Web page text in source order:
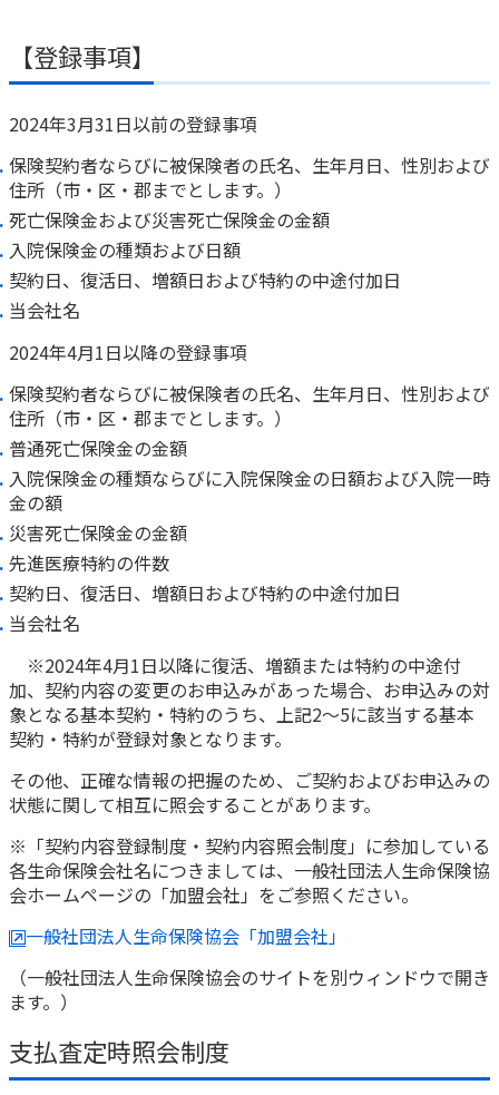
【登録事項】
2024年3月31日以前の登録事項
保険契約者ならびに被保険者の氏名、生年月日、性別および
住所（市・区・郡までとします。）
死亡保険金および災害死亡保険金の金額
入院保険金の種類および日額
契約日、復活日、増額日および特約の中途付加日
当会社名
2024年4月1日以降の登録事項
保険契約者ならびに被保険者の氏名、生年月日、性別および
住所（市・区・郡までとします。）
普通死亡保険金の金額
入院保険金の種類ならびに入院保険金の日額および入院一時
金の額
災害死亡保険金の金額
先進医療特約の件数
契約日、復活日、増額日および特約の中途付加日
当会社名
※2024年4月1日以降に復活、増額または特約の中途付
加、契約内容の変更のお申込みがあった場合、お申込みの対
象となる基本契約・特約のうち、上記2～5に該当する基本
契約・特約が登録対象となります。
その他、正確な情報の把握のため、ご契約およびお申込みの
状態に関して相互に照会することがあります。
※「契約内容登録制度・契約内容照会制度」に参加している
各生命保険会社名につきましては、一般社団法人生命保険協
会ホームページの「加盟会社」をご参照ください。
一般社団法人生命保険協会「加盟会社」
（一般社団法人生命保険協会のサイトを別ウィンドウで開き
ます。）
支払査定時照会制度